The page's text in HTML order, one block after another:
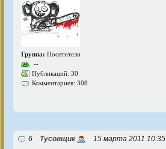
Группа: Посетители
--
Публикаций: 30
Комментариев: 308
6 Тусовщик 15 марта 2011 10:35